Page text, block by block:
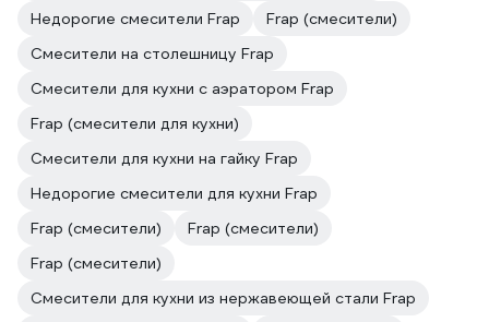
Недорогие смесители Frap
Frap (смесители)
Смесители на столешницу Frap
Смесители для кухни с аэратором Frap
Frap (смесители для кухни)
Смесители для кухни на гайку Frap
Недорогие смесители для кухни Frap
Frap (смесители)
Frap (смесители)
Frap (смесители)
Смесители для кухни из нержавеющей стали Frap